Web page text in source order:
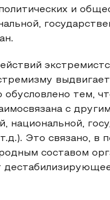
и
тем,
с
национальной,
Это связано, в
составом